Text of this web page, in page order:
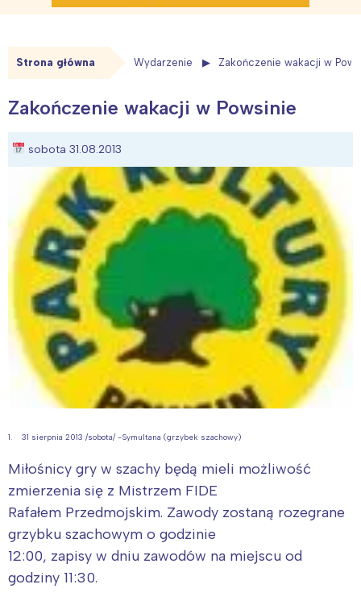
Strona główna Wydarzenie Zakończenie wakacji w
Zakończenie wakacji w Powsinie
sobota 31.08.2013
1. 31 sierpnia 2013 /sobota/ -Symultana (grzybek szachowy)
Miłośnicy gry w szachy będą mieli możliwość
zmierzenia się z Mistrzem FIDE
Rafałem Przedmojskim. Zawody zostaną rozegrane
grzybku szachowym o godzinie
12:00, zapisy w dniu zawodów na miejscu od
godziny 11:30.